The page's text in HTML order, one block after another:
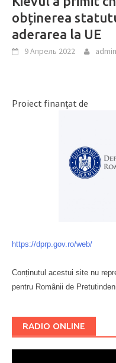
obținerea
aderarea la UE
9 Апрель 2022 admin
Proiect finanțat de
https://dprp.gov.ro/web/
Conținutul acestui site nu
pentru Românii de
RADIO ONLINE